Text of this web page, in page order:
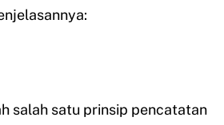
salah satu prinsip pencatatan